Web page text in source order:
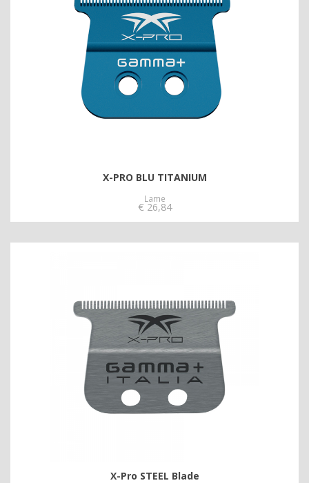
X-PRO BLU TITANIUM
Lame
€ 26,84
X-Pro STEEL Blade